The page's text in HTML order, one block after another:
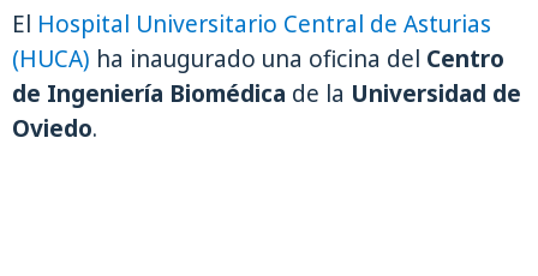
El Hospital Universitario Central de Asturias
(HUCA) ha inaugurado una oficina del Centro
de Ingeniería Biomédica de la Universidad de
Oviedo.